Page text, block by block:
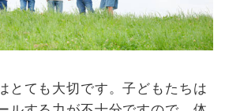
とても大切です。子どもたちは